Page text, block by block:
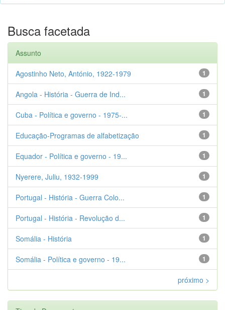
Busca facetada
Assunto
1
Agostinho Neto, António, 1922-1979
1
Angola - História - Guerra de Ind...
1
Cuba - Política e governo - 1975-...
1
Educação-Programas de alfabetização
1
Equador - Política e governo - 19...
1
Nyerere, Juliu, 1932-1999
1
Portugal - História - Guerra Colo...
1
Portugal - História - Revolução d...
1
Somália - História
1
Somália - Política e governo - 19...
próximo >